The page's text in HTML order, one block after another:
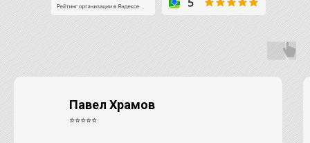
Павел Храмов
⭐⭐⭐⭐⭐